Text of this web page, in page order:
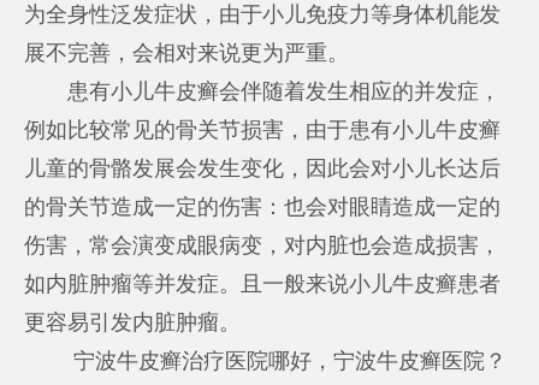
为全身性泛发症状，由于小儿免疫力等身体机能发
展不完善，会相对来说更为严重。
患有小儿牛皮癣会伴随着发生相应的并发症，
例如比较常见的骨关节损害，由于患有小儿牛皮癣
儿童的骨骼发展会发生变化，因此会对小儿长达后
的骨关节造成一定的伤害：也会对眼睛造成一定的
伤害，常会演变成眼病变，对内脏也会造成损害，
如内脏肿瘤等并发症。且一般来说小儿牛皮癣患者
更容易引发内脏肿瘤。
宁波牛皮癣治疗医院哪好，宁波牛皮癣医院？